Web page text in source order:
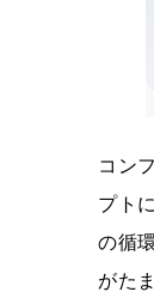
コン
プト
の循
がた